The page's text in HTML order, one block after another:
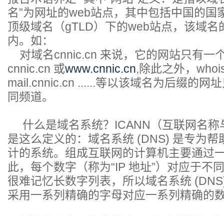
名”为网址的web站点，其中包括中国的国
顶级域名（gTLD）下的web站点，该域名
内。如：
对域名cnnic.cn 来说，它的网站只有一
cnnic.cn 或www.cnnic.cn,除此之外，
mail.cnnic.cn ......等以该域名为后缀的网
同频道。
什么是域名系统？ICANN（互联网名称
是这么定义的：域名系统 (DNS) 是专为帮
计的系统。组成互联网的计算机主要通过
此，每个数字（称为“IP 地址”）对应于不
很难记忆长数字列表，所以域名系统
采用一系列精确的字母对应一系列精确的